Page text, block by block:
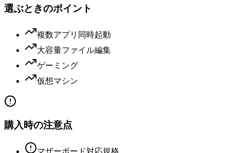
選ぶときのポイント
複数アプリ同時起動
大容量ファイル編集
ゲーミング
仮想マシン
購入時の注意点
マザーボード対応規格